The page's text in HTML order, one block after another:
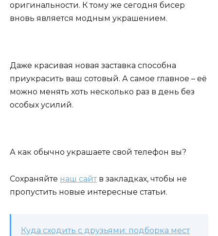
оригинальности. К тому же сегодня бисер
вновь является модным украшением.
Даже красивая новая заставка способна
приукрасить ваш сотовый. А самое главное – её
можно менять хоть несколько раз в день без
особых усилий.
А как обычно украшаете свой телефон вы?
Сохраняйте наш сайтв закладках, чтобы не
пропустить новые интересные статьи.
Куда сходить с друзьями: подборка мест